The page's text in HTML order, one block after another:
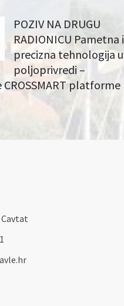
POZIV NA DRUGU
RADIONICU Pametna i
precizna tehnologija u
poljoprivredi –
CROSSMART platforme